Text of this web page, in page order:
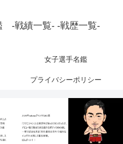
-戦績一覧- -戦歴一覧-
女子選手名鑑
プライバシーポリシー